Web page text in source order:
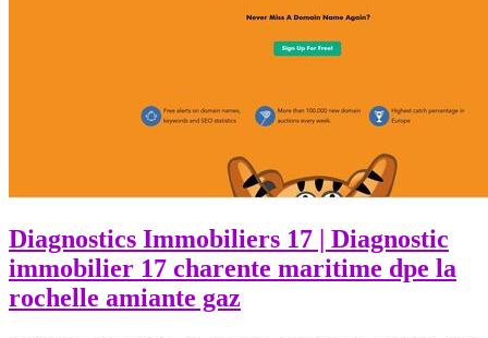
Diagnostics Immobiliers 17 | Diagnostic
immobilier 17 charente maritime dpe la
rochelle amiante gaz